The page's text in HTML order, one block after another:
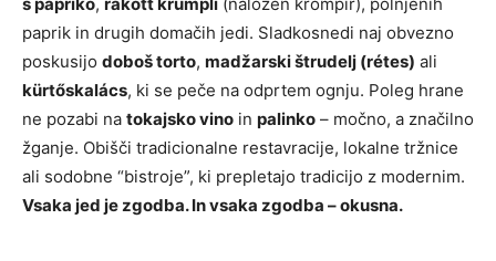
paprik in drugih domačih jedi. Sladkosnedi naj obvezno
poskusijo doboš torto, madžarski štrudelj (rétes) ali
kürtőskalács, ki se peče na odprtem ognju. Poleg hrane
ne pozabi na tokajsko vino in palinko – močno, a značilno
žganje. Obišči tradicionalne restavracije, lokalne tržnice
ali sodobne “bistroje”, ki prepletajo tradicijo z modernim.
Vsaka jed je zgodba. In vsaka zgodba – okusna.